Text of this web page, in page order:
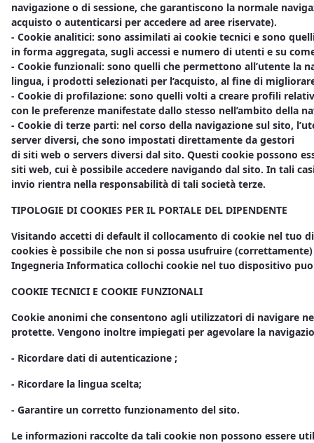
navigazione o di sessione, che garantiscono la normale
acquisto o autenticarsi per accedere ad aree riservate).
- Cookie analitici: sono assimilati ai cookie tecnici e sono
in forma aggregata, sugli accessi e numero di utenti e su
- Cookie funzionali: sono quelli che permettono all’utente la
lingua, i prodotti selezionati per l’acquisto, al fine di
- Cookie di profilazione: sono quelli volti a creare profili
con le preferenze manifestate dallo stesso nell’ambito della
- Cookie di terze parti: nel corso della navigazione sul sito,
server diversi, che sono impostati direttamente da gestori
di siti web o servers diversi dal sito. Questi cookie possono
siti web, cui è possibile accedere navigando dal sito. In tali
invio rientra nella responsabilità di tali società terze.
TIPOLOGIE DI COOKIES PER IL PORTALE DEL DIPENDENTE
Visitando accetti di default il collocamento di cookie nel tuo
cookies è possibile che non si possa usufruire
Ingegneria Informatica collochi cookie nel tuo dispositivo
COOKIE TECNICI E COOKIE FUNZIONALI
Cookie anonimi che consentono agli utilizzatori di navigare
protette. Vengono inoltre impiegati per agevolare la
- Ricordare dati di autenticazione ;
- Ricordare la lingua scelta;
- Garantire un corretto funzionamento del sito.
Le informazioni raccolte da tali cookie non possono essere